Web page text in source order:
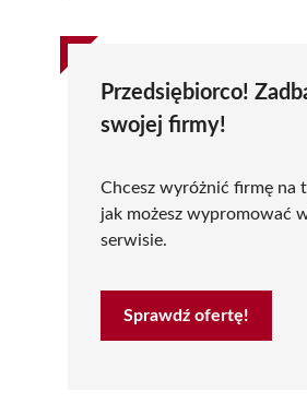
Przedsiębiorco!
swojej firmy!
Chcesz wyróżnić firmę na
jak możesz wypromować
serwisie.
Sprawdź ofertę!